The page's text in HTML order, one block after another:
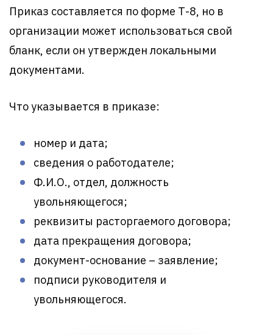
Приказ составляется по форме Т-8, но в
организации может использоваться свой
бланк, если он утвержден локальными
документами.
Что указывается в приказе:
номер и дата;
сведения о работодателе;
Ф.И.О., отдел, должность
увольняющегося;
реквизиты расторгаемого договора;
дата прекращения договора;
документ-основание – заявление;
подписи руководителя и
увольняющегося.